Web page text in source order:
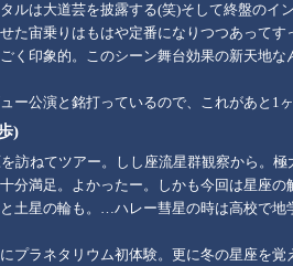
ルは大道芸を披露する(笑)そして終盤のイ
た宙乗りはもはや定番になりつつあって
く印象的。このシーン舞台効果の新天地
ー公演と銘打っているので、これがあと1
)
訪ねてツアー。しし座流星群観察から。
分満足。よかったー。しかも今回は星座
土星の輪も。…ハレー彗星の時は高校で
プラネタリウム初体験。更に冬の星座を